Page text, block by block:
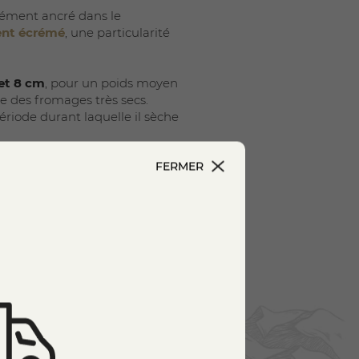
ancré dans le
écrémé, une particularité
8 cm, pour un poids moyen
des fromages très secs.
durant laquelle il sèche
à pâte molle, avant
dés. Il s’accorde
FERMER